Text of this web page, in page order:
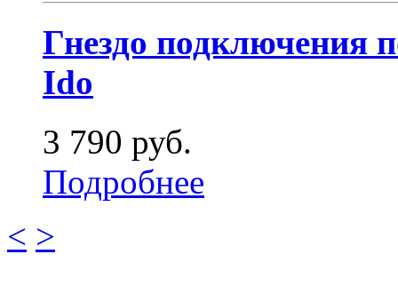
Гнездо подключения
Ido
3 790 руб.
Подробнее
< >